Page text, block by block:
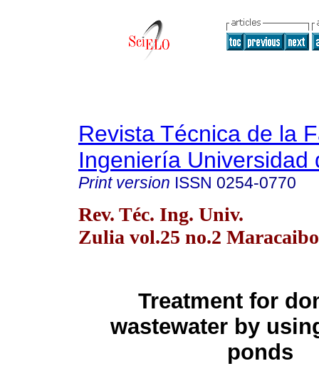
Revista Técnica de la
Ingeniería Universidad
Print version ISSN 0254-0770
Rev. Téc. Ing. Univ.
Zulia vol.25 no.2
Treatment for
wastewater by
ponds